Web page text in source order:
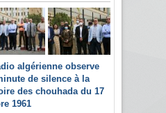
algérienne observe
de silence à la
des chouhada du 17
1961